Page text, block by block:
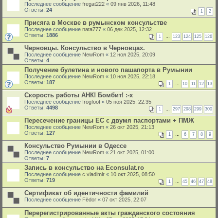
Последнее сообщение fregat222 « 09 янв 2026, 11:48
Ответы: 24 1 2
Присяга в Москве в румынском консульстве
Последнее сообщение nata777 « 06 дек 2025, 12:32
Ответы: 1886 1 … 123 124 125 126
Черновцы. Консульство в Черновцах.
Последнее сообщение NewRom « 12 ноя 2025, 20:09
Ответы: 4
Получение булетина и нового пашапорта в Румынии
Последнее сообщение NewRom « 10 ноя 2025, 22:18
Ответы: 187 1 … 10 11 12 13
Скорость работы АНК! Бомбит! :-x
Последнее сообщение frogfoot « 05 ноя 2025, 22:35
Ответы: 4498 1 … 297 298 299 300
Пересечение границы ЕС с двумя паспортами + ПМЖ
Последнее сообщение NewRom « 26 окт 2025, 21:13
Ответы: 127 1 … 6 7 8 9
Консульство Румынии в Одессе
Последнее сообщение NewRom « 21 окт 2025, 01:00
Ответы: 7
Запись в консульство на Econsulat.ro
Последнее сообщение c.vladimir « 10 окт 2025, 08:50
Ответы: 719 1 … 45 46 47 48
Сертификат об идентичности фамилий
Последнее сообщение Fёdor « 07 окт 2025, 22:07
Перерегистрированные акты гражданского состояния